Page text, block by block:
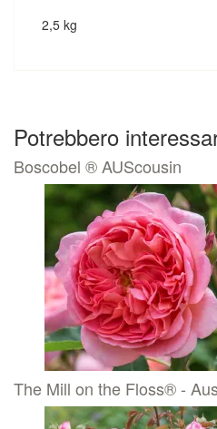
2,5 kg
Potrebbero
Boscobel ® AUScousin
The Mill on the Floss® -